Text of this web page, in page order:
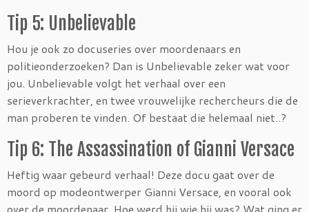
Tip 5: Unbelievable
Hou je ook zo docuseries over moordenaars en
politieonderzoeken? Dan is Unbelievable zeker wat voor
jou. Unbelievable volgt het verhaal over een
serieverkrachter, en twee vrouwelijke rechercheurs die de
man proberen te vinden. Of bestaat die helemaal niet..?
Tip 6: The Assassination of Gianni Versace
Heftig waar gebeurd verhaal! Deze docu gaat over de
moord op modeontwerper Gianni Versace, en vooral ook
over de moordenaar. Hoe werd hij wie hij was? Wat ging er